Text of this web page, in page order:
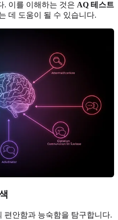
. 이를 이해하는 것은 AQ 테스트
데 도움이 될 수 있습니다.
편안함과 능숙함을 탐구합니다.